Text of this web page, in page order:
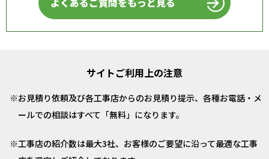
サイトご利用上の注意
お見積り依頼及び各工事店からのお見積り提示、各種お電話・メ
ールでの相談はすべて「無料」になります。
工事店の紹介数は最大3社、お客様のご要望に沿って最適な工事